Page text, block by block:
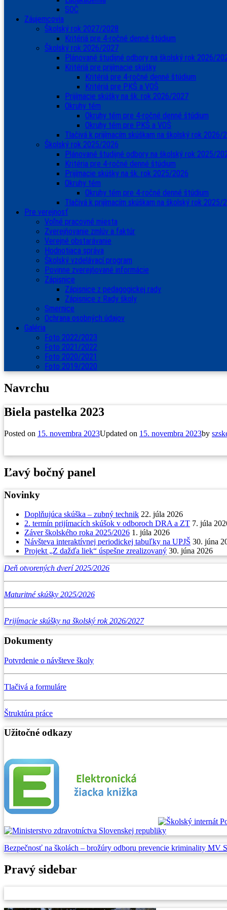
SOČ
Záujemcovia
Školský rok 2027/2028
Kritériá pre 4-ročné denné štúdium
Školský rok 2026/2027
Plánované študijné odbory na školský rok 2026/
Kritériá pre prijímacie skúšky
Kritériá pre 4-ročné denné štúdium
Kritériá pre PKŠ a VOŠ
Prijímacie skúšky na šk. rok 2026/2027
Okruhy tém
Okruhy tém pre 4-ročné denné štúdium
Okruhy tém pre PKŠ a VOŠ
Tlačivá k prijímacím skúškam na školský rok 2026/
Školský rok 2025/2026
Plánované študijné odbory na školský rok 2025/
Kritéria pre 4-ročné denné štúdium
Prijímacie skúšky na šk. rok 2025/2026
Okruhy tém
Okruhy tém pre 4-ročné denné štúdium
Tlačivá k prijímacím skúškam na školský rok 2025/
Pre verejnosť
Voľné pracovné miesta
Zverejňovanie zmlúv a faktúr
Verejné obstarávanie
Hodnotiaca správa
Školský vzdelávací program
Povinne zverejňované informácie
Zápisnice
Zápisnice z pedagogickej rady
Zápisnice z Rady školy
Smernice
Ochrana osobných údajov
Galéria
Foto 2022/2023
Foto 2021/2022
Foto 2020/2021
Foto 2019/2020
Navrchu
Biela pastelka 2023
Posted on 15. novembra 2023Updated on 15. novembra 2023by
Ľavý bočný panel
Novinky
Doplňujúca skúška – zubný technik 22. júla 2026
2. termín prijímacích skúšok v odboroch DRA a ZT 7. júla
Záver školského roka 2025/2026 1. júla 2026
Návšteva interaktívnej periodickej tabuľky na UPJŠ 30. júna
Projekt „Z dažďa liek“ úspešne zrealizovaný 30. júna 2026
Deň otvorených dverí 2025/2026
Maturitné skúšky 2025/2026
Prijímacie skúšky na školský rok 2026/2027
Dokumenty
Potvrdenie o návšteve školy
Tlačivá a formuláre
Štruktúra práce
Užitočné odkazy
Bezpečnosť na školách – brožúry odboru prevencie kriminality MV
Pravý sidebar